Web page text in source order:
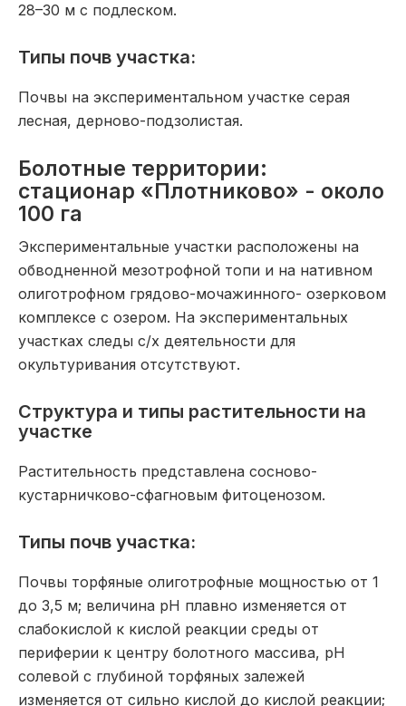
28–30 м с подлеском.
Типы почв участка:
Почвы на экспериментальном участке серая
лесная, дерново-подзолистая.
Болотные территории:
стационар «Плотниково» - около
100 га
Экспериментальные участки расположены на
обводненной мезотрофной топи и на нативном
олиготрофном грядово-мочажинного- озерковом
комплексе с озером. На экспериментальных
участках следы с/х деятельности для
окультуривания отсутствуют.
Структура и типы растительности на
участке
Растительность представлена сосново-
кустарничково-сфагновым фитоценозом.
Типы почв участка:
Почвы торфяные олиготрофные мощностью от 1
до 3,5 м; величина pH плавно изменяется от
слабокислой к кислой реакции среды от
периферии к центру болотного массива, pH
солевой с глубиной торфяных залежей
изменяется от сильно кислой до кислой реакции;